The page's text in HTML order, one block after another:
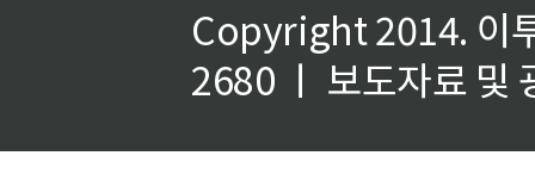
Copyright 2014. 이
2680 ㅣ 보도자료